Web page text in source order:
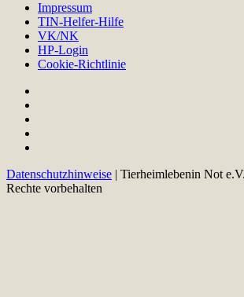
Impressum
TIN-Helfer-Hilfe
VK/NK
HP-Login
Cookie-Richtlinie
Datenschutzhinweise | Tierheimlebenin Not
Rechte vorbehalten